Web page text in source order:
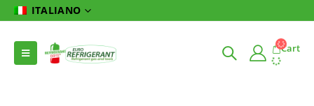
ITALIANO
Cart